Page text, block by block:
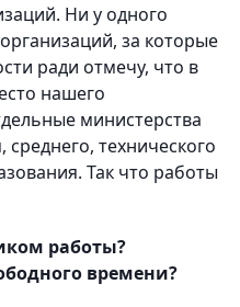
Ни у одного
за которые
ради отмечу, что в
нашего
министерства
технического
Так что работы
работы?
времени?